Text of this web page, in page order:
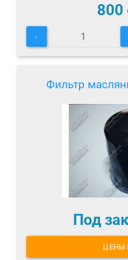
800
-
Фильтр
Под
ЦЕНЫ